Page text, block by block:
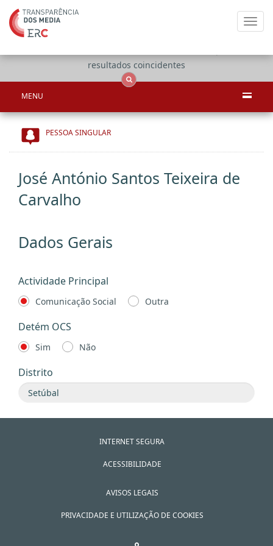
resultados coincidentes
MENU
PESSOA SINGULAR
José António Santos Teixeira de
Carvalho
Dados Gerais
Actividade Principal
Comunicação Social Outra
Detém OCS
Sim Não
Distrito
INTERNET SEGURA
ACESSIBILIDADE
AVISOS LEGAIS
PRIVACIDADE E UTILIZAÇÃO DE COOKIES